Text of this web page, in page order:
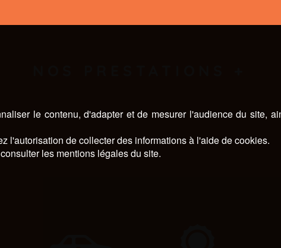
le contenu, d'adapter et de mesurer l'audience du site,
l'autorisation de collecter des informations à l'aide de cookies.
les mentions légales du site.